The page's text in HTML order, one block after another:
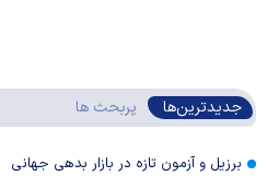
جدیدترین‌ها پربحث ها
برزیل و آزمون تازه در بازار بدهی جهانی